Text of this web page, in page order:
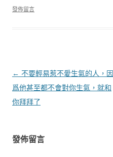
發佈留言
文章導覽
← 不要輕易惹不愛生氣的人，因
爲他甚至都不會對你生氣，就和
你拜拜了
發佈留言